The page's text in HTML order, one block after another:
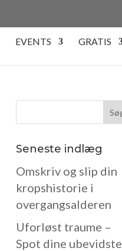
EVENTS GRATIS
Seneste indlæg
Omskriv og slip din
kropshistorie i
overgangsalderen
Uforløst traume –
Spot dine ubevidste